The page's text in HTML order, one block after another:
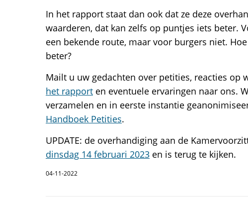
In het rapport staat dan ook dat ze deze
waarderen, dat kan zelfs op puntjes iets beter.
een bekende route, maar voor burgers niet.
beter?
Mailt u uw gedachten over petities, reacties op
het rapport en eventuele ervaringen naar ons.
verzamelen en in eerste instantie
Handboek Petities.
UPDATE: de overhandiging aan de
dinsdag 14 februari 2023 en is terug te kijken.
04-11-2022